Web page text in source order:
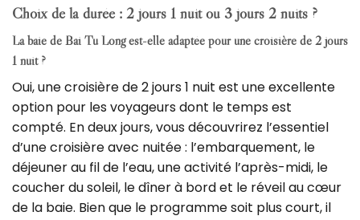
Choix de la durée : 2 jours 1 nuit ou 3 jours 2 nuits ?
La baie de Bai Tu Long est-elle adaptée pour une croisière de 2 jours
1 nuit ?
Oui, une croisière de 2 jours 1 nuit est une excellente
option pour les voyageurs dont le temps est
compté. En deux jours, vous découvrirez l’essentiel
d’une croisière avec nuitée : l’embarquement, le
déjeuner au fil de l’eau, une activité l’après-midi, le
coucher du soleil, le dîner à bord et le réveil au cœur
de la baie. Bien que le programme soit plus court, il